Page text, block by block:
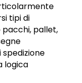
tipi di
pacchi, pallet,
spedizione
logica